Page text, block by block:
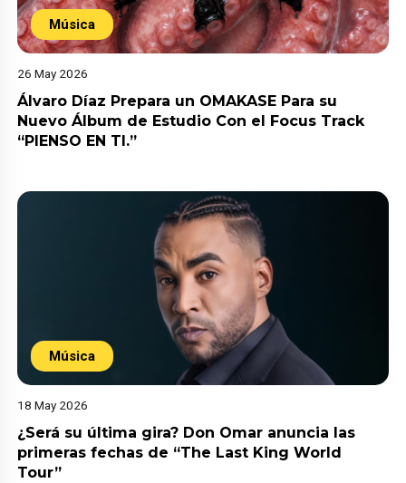
Música
26 May 2026
Álvaro Díaz Prepara un OMAKASE Para su
Nuevo Álbum de Estudio Con el Focus Track
“PIENSO EN TI.”
Música
18 May 2026
¿Será su última gira? Don Omar anuncia las
primeras fechas de “The Last King World
Tour”